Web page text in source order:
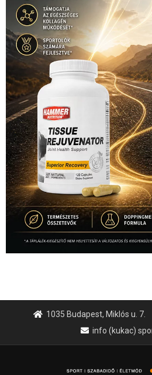
1035 Budapest, Miklós u. 7.
info (kukac)